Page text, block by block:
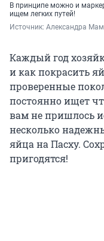
В принципе можно и
ищем легких путей!
Источник: Александра
Каждый год
и как покрасить
проверенные
постоянно ищет
вам не пришлось
несколько
яйца на Пасху.
пригодятся!